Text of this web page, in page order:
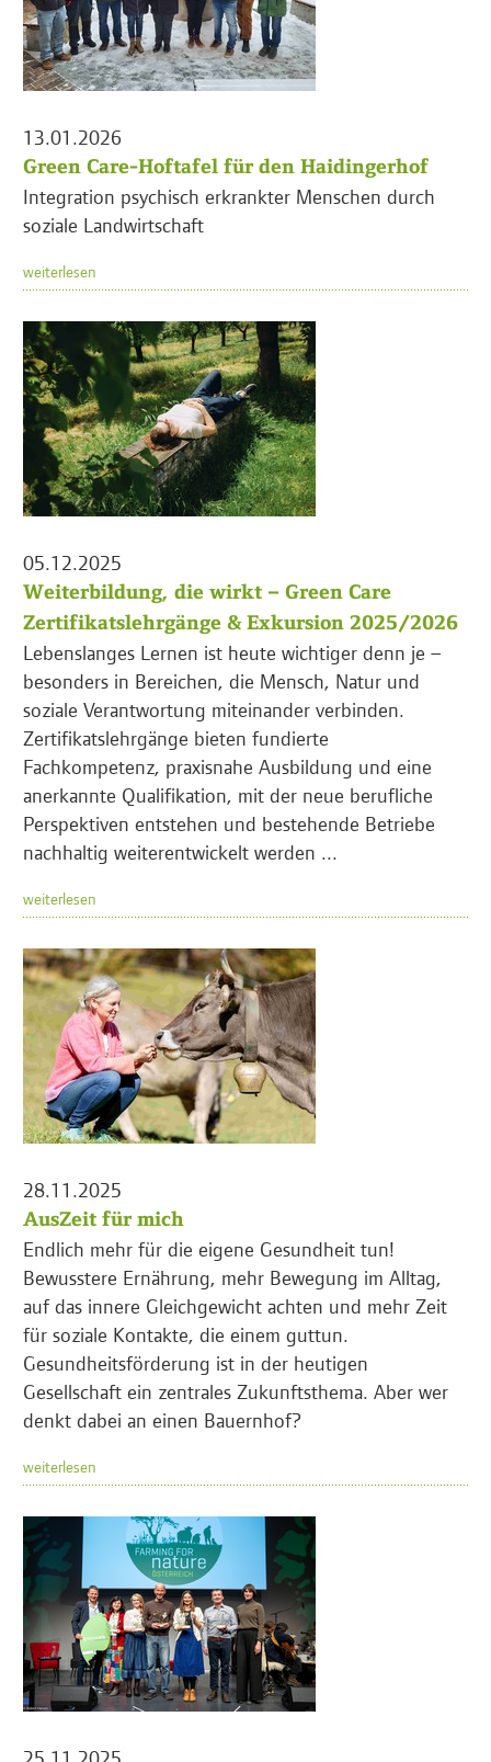
13.01.2026
Green Care-Hoftafel für den Haidingerhof
Integration psychisch erkrankter Menschen durch
soziale Landwirtschaft
weiterlesen
05.12.2025
Weiterbildung, die wirkt – Green Care
Zertifikatslehrgänge & Exkursion 2025/2026
Lebenslanges Lernen ist heute wichtiger denn je –
besonders in Bereichen, die Mensch, Natur und
soziale Verantwortung miteinander verbinden.
Zertifikatslehrgänge bieten fundierte
Fachkompetenz, praxisnahe Ausbildung und eine
anerkannte Qualifikation, mit der neue berufliche
Perspektiven entstehen und bestehende Betriebe
nachhaltig weiterentwickelt werden ...
weiterlesen
28.11.2025
AusZeit für mich
Endlich mehr für die eigene Gesundheit tun!
Bewusstere Ernährung, mehr Bewegung im Alltag,
auf das innere Gleichgewicht achten und mehr Zeit
für soziale Kontakte, die einem guttun.
Gesundheitsförderung ist in der heutigen
Gesellschaft ein zentrales Zukunftsthema. Aber wer
denkt dabei an einen Bauernhof?
weiterlesen